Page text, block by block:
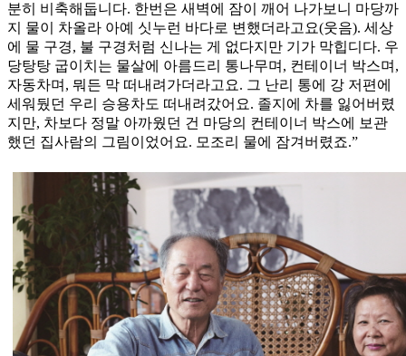
분히 비축해둡니다. 한번은 새벽에 잠이 깨어 나가보니 마당까
지 물이 차올라 아예 싯누런 바다로 변했더라고요(웃음). 세상
에 물 구경, 불 구경처럼 신나는 게 없다지만 기가 막힙디다. 우
당탕탕 굽이치는 물살에 아름드리 통나무며, 컨테이너 박스며,
자동차며, 뭐든 막 떠내려가더라고요. 그 난리 통에 강 저편에
세워뒀던 우리 승용차도 떠내려갔어요. 졸지에 차를 잃어버렸
지만, 차보다 정말 아까웠던 건 마당의 컨테이너 박스에 보관
했던 집사람의 그림이었어요. 모조리 물에 잠겨버렸죠.”